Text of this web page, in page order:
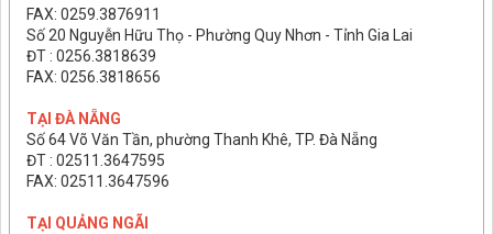
FAX: 0259.3876911
Số 20 Nguyễn Hữu Thọ - Phường Quy Nhơn - Tỉnh Gia Lai
ĐT : 0256.3818639
FAX: 0256.3818656
TẠI ĐÀ NẴNG
Số 64 Võ Văn Tần, phường Thanh Khê, TP. Đà Nẵng
ĐT : 02511.3647595
FAX: 02511.3647596
TẠI QUẢNG NGÃI